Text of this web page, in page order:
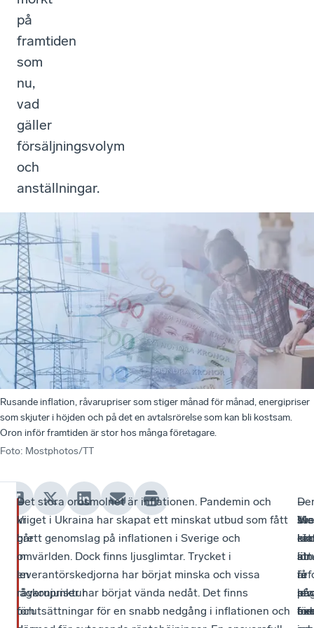
på
framtiden
som
nu,
vad
gäller
försäljningsvolym
och
anställningar.
Rusande inflation, råvarupriser som stiger månad för månad, energipriser
som skjuter i höjden och på det en avtalsrörelse som kan bli kostsam.
Oron inför framtiden är stor hos många företagare.
Foto: Mostphotos/TT
–
Vi
går
in
en
lågkonjunktur
och
Det stora orosmolnet är inflationen. Pandemin och
kriget i Ukraina har skapat ett minskat utbud som fått
brett genomslag på inflationen i Sverige och
omvärlden. Dock finns ljusglimtar. Trycket i
leverantörskedjorna har börjat minska och vissa
råvarupriser har börjat vända nedåt. Det finns
förutsättningar för en snabb nedgång i inflationen och
–
Vi
att
få
–
är
är
i
–
på